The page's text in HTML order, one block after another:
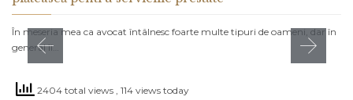
În meseria mea ca avocat întâlnesc foarte multe tipuri de oameni, dar în
general îi…
2404 total views , 114 views today